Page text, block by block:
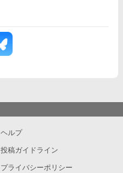
ヘルプ
投稿ガイドライン
プライバシーポリシー